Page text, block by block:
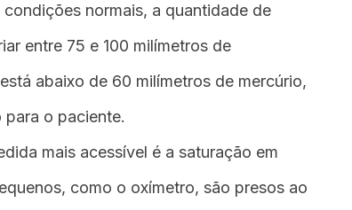
condições normais, a quantidade de
entre 75 e 100 milímetros de
abaixo de 60 milímetros de mercúrio,
para o paciente.
mais acessível é a saturação em
como o oxímetro, são presos ao